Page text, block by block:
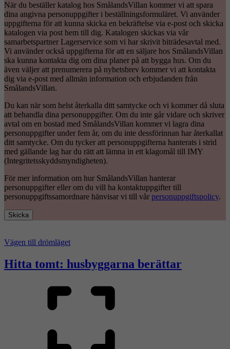
När du beställer katalog hos SmålandsVillan kommer vi att spara
dina angivna personuppgifter i beställningsformuläret. Vi använder
uppgifterna för att kunna skicka en bekräftelse via e-post och skicka
katalogen via post hem till dig. Katalogen skickas via vår
samarbetspartner Lagerservice som vi har skrivit biträdesavtal med.
Vi använder också uppgifterna för att en säljare hos SmålandsVillan
ska kunna kontakta dig om dina planer på att bygga hus. Om du
även väljer att prenumerera på nyhetsbrev kommer vi att kontakta
dig via e-post med allmän information och erbjudanden från
SmålandsVillan.
Du kan när som helst återkalla ditt samtycke och vi kommer då sluta
att behandla dina personuppgifter. Om du inte går vidare och skriver
avtal om en bostad med SmålandsVillan kommer vi lagra dina
personuppgifter under fem år, om du inte dessförinnan har återkallat
ditt samtycke. Om du tycker att personuppgifterna hanterats i strid
med gällande lag har du rätt att lämna in ett klagomål till IMY
(Integritetsskyddsmyndigheten).
För mer information om hur SmålandsVillan hanterar
personuppgifter eller om du vill ha kontaktuppgifter till
personuppgiftssamordnare hänvisar vi till vår personuppgiftspolicy.
Skicka
Vägen till drömläget
Hitta tomt: husbyggarna berättar